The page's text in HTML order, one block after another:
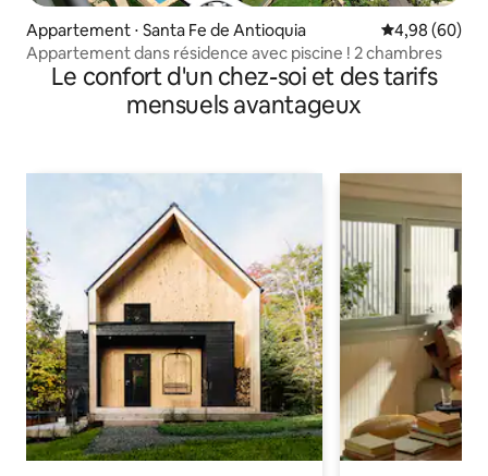
Appartement ⋅ Santa Fe de Antioquia Évaluation
4,98 (60)
Appartement dans résidence avec piscine ! 2 chambres
Le confort d'un chez-soi et des tarifs
mensuels avantageux